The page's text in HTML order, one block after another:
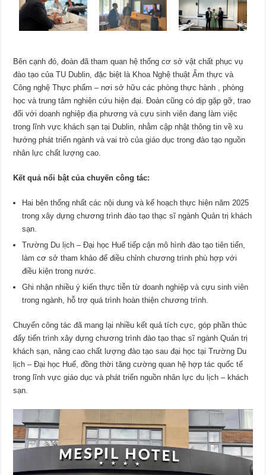
Bên cạnh đó, đoàn đã tham quan hệ thống cơ sở vật chất phục vụ
đào tạo của TU Dublin, đặc biệt là Khoa Nghệ thuật Ẩm thực và
Công nghệ Thực phẩm – nơi sở hữu các phòng thực hành , phòng
học và trung tâm nghiên cứu hiện đại. Đoàn cũng có dịp gặp gỡ, trao
đổi với doanh nghiệp địa phương và cựu sinh viên đang làm việc
trong lĩnh vực khách sạn tại Dublin, nhằm cập nhật thông tin về xu
hướng phát triển ngành và vai trò của giáo dục trong đào tạo nguồn
nhân lực chất lượng cao.
Kết quả nổi bật của chuyến công tác:
Hai bên thống nhất các nội dung và kế hoạch thực hiện năm 2025
trong xây dựng chương trình đào tạo thạc sĩ ngành Quản trị khách
sạn.
Trường Du lịch – Đại học Huế tiếp cận mô hình đào tạo tiên tiến,
làm cơ sở tham khảo để điều chỉnh chương trình phù hợp với
điều kiện trong nước.
Ghi nhận nhiều ý kiến thực tiễn từ doanh nghiệp và cựu sinh viên
trong ngành, hỗ trợ quá trình hoàn thiện chương trình.
Chuyến công tác đã mang lại nhiều kết quả tích cực, góp phần thúc
đẩy tiến trình xây dựng chương trình đào tạo thạc sĩ ngành Quản trị
khách sạn, nâng cao chất lượng đào tạo sau đại học tại Trường Du
lịch – Đại học Huế, đồng thời tăng cường quan hệ hợp tác quốc tế
trong lĩnh vực giáo dục và phát triển nguồn nhân lực du lịch – khách
sạn.